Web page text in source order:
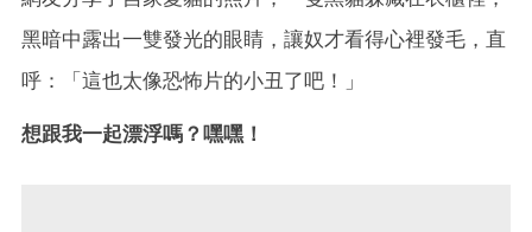
黑暗中露出一雙發光的眼睛，讓奴才看得心裡發毛，直
呼：「這也太像恐怖片的小丑了吧！」
想跟我一起漂浮嗎？嘿嘿！